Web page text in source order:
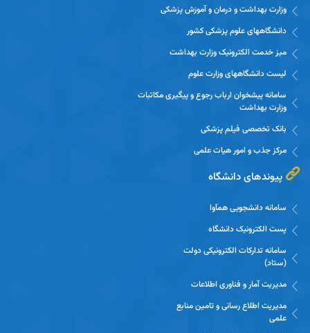
وزارت بهداشت و درمان و آموزش پزشکی
دانشگاههای علوم پزشکی کشور
میز خدمت الکترونیک وزارت بهداشت
لیست دانشگاههای وزارت علوم
سامانه پیشخوان ارباب رجوع و پیگیری مکاتبات
وزارت بهداشت
بانک تخصصی فیلم پزشکی
مرکز جذب و امور هیات علمی
پیوندهای دانشگاه
سامانه دانشجویی همآوا
پست الکترونیک دانشگاه
سامانه تدارکات الکترونیکی دولت
(ستاد)
مدیریت آمار و فناوری اطلاعات
مدیریت اطلاع رسانی و تامین منابع
علمی